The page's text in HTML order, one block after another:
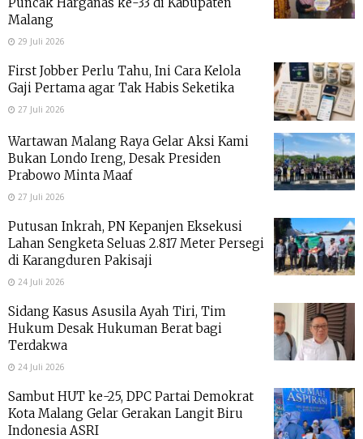
Puncak Harganas ke-33 di Kabupaten
Malang
29 Juli 2026
First Jobber Perlu Tahu, Ini Cara Kelola
Gaji Pertama agar Tak Habis Seketika
27 Juli 2026
Wartawan Malang Raya Gelar Aksi Kami
Bukan Londo Ireng, Desak Presiden
Prabowo Minta Maaf
27 Juli 2026
Putusan Inkrah, PN Kepanjen Eksekusi
Lahan Sengketa Seluas 2.817 Meter Persegi
di Karangduren Pakisaji
24 Juli 2026
Sidang Kasus Asusila Ayah Tiri, Tim
Hukum Desak Hukuman Berat bagi
Terdakwa
24 Juli 2026
Sambut HUT ke-25, DPC Partai Demokrat
Kota Malang Gelar Gerakan Langit Biru
Indonesia ASRI